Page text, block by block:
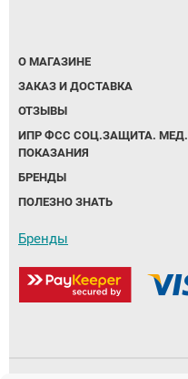
О МАГАЗИНЕ
ЗАКАЗ И ДОСТАВКА
ОТЗЫВЫ
ИПР ФСС СОЦ.ЗАЩИТА. МЕД.
ПОКАЗАНИЯ
БРЕНДЫ
ПОЛЕЗНО ЗНАТЬ
Бренды